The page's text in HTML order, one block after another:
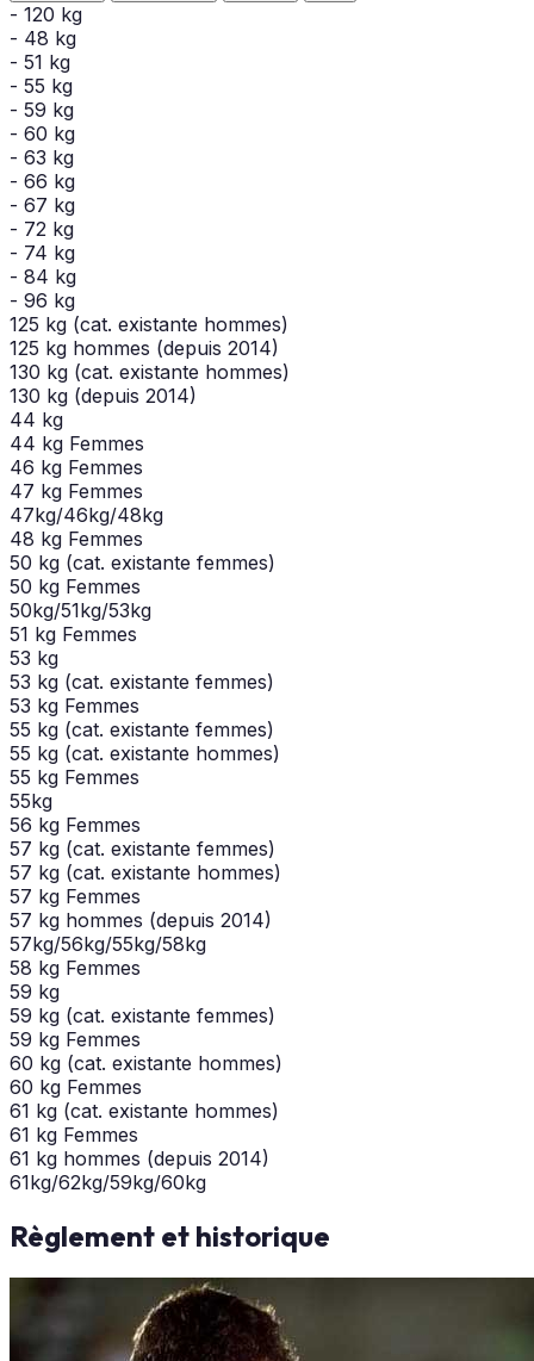
- 120 kg
- 48 kg
- 51 kg
- 55 kg
- 59 kg
- 60 kg
- 63 kg
- 66 kg
- 67 kg
- 72 kg
- 74 kg
- 84 kg
- 96 kg
125 kg (cat. existante hommes)
125 kg hommes (depuis 2014)
130 kg (cat. existante hommes)
130 kg (depuis 2014)
44 kg
44 kg Femmes
46 kg Femmes
47 kg Femmes
47kg/46kg/48kg
48 kg Femmes
50 kg (cat. existante femmes)
50 kg Femmes
50kg/51kg/53kg
51 kg Femmes
53 kg
53 kg (cat. existante femmes)
53 kg Femmes
55 kg (cat. existante femmes)
55 kg (cat. existante hommes)
55 kg Femmes
55kg
56 kg Femmes
57 kg (cat. existante femmes)
57 kg (cat. existante hommes)
57 kg Femmes
57 kg hommes (depuis 2014)
57kg/56kg/55kg/58kg
58 kg Femmes
59 kg
59 kg (cat. existante femmes)
59 kg Femmes
60 kg (cat. existante hommes)
60 kg Femmes
61 kg (cat. existante hommes)
61 kg Femmes
61 kg hommes (depuis 2014)
61kg/62kg/59kg/60kg
Règlement et historique